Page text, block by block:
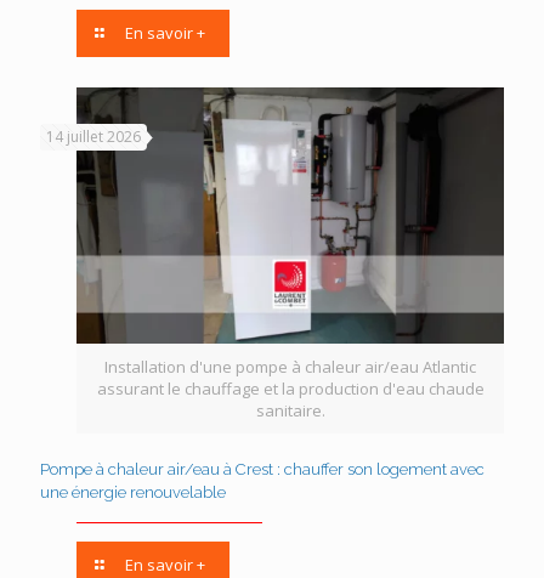
En savoir +
Installation d'une pompe à chaleur air/eau Atlantic
assurant le chauffage et la production d'eau chaude
sanitaire.
14 juillet 2026
Pompe à chaleur air/eau à Crest : chauffer son logement avec
une énergie renouvelable
En savoir +